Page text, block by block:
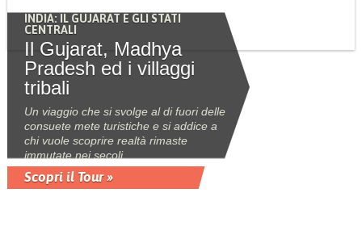
INDIA: IL GUJARAT E GLI STATI
CENTRALI
Il Gujarat, Madhya
Pradesh ed i villaggi
tribali
Un viaggio che si svolge al di fuori delle
consuete mete turistiche e si addice a
chi vuole scoprire realtà rimaste
immutate nei secoli.
Scopri il Tour »